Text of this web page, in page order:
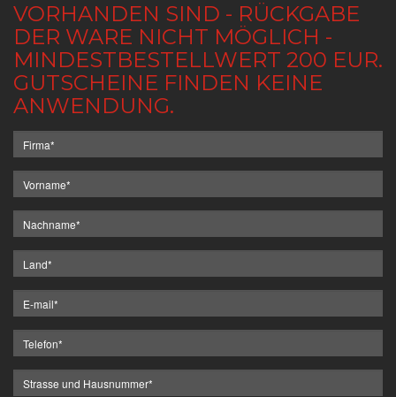
VORHANDEN SIND - RÜCKGABE
DER WARE NICHT MÖGLICH -
MINDESTBESTELLWERT 200 EUR.
GUTSCHEINE FINDEN KEINE
ANWENDUNG.